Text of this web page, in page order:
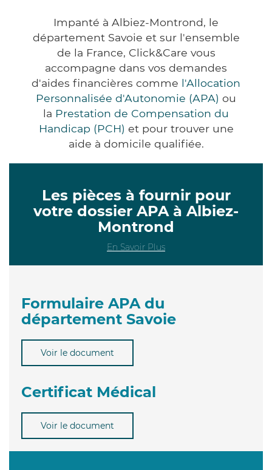
Impanté à Albiez-Montrond, le
département Savoie et sur l'ensemble
de la France, Click&Care vous
accompagne dans vos demandes
d'aides financières comme l'Allocation
Personnalisée d'Autonomie (APA) ou
la Prestation de Compensation du
Handicap (PCH) et pour trouver une
aide à domicile qualifiée.
Les pièces à fournir pour
votre dossier APA à Albiez-
Montrond
En Savoir Plus
Formulaire APA du
département Savoie
Voir le document
Certificat Médical
Voir le document